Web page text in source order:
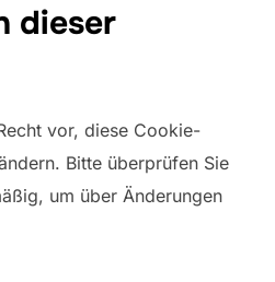
dieser
vor, diese Cookie-
Bitte überprüfen Sie
um über Änderungen